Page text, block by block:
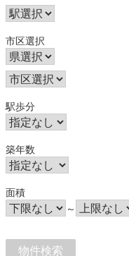
市区選択
駅歩分
築年数
面積
～